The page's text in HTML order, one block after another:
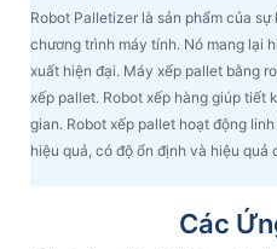
Robot Palletizer là sản phẩm của
chương trình máy tính. Nó mang lại
xuất hiện đại. Máy xếp pallet bằng
xếp pallet. Robot xếp hàng giúp tiết
gian. Robot xếp pallet hoạt động
hiệu quả, có độ ổn định và hiệu quả
Các